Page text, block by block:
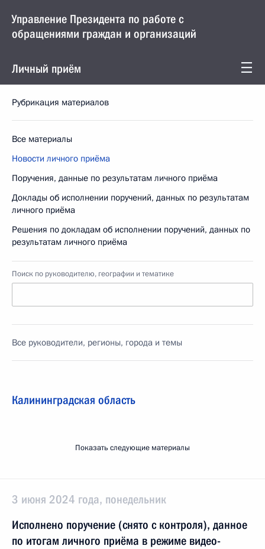
Управление Президента по работе с
обращениями граждан и организаций
Личный приём
Рубрикация материалов
Все материалы
Новости личного приёма
Поручения, данные по результатам личного приёма
Доклады об исполнении поручений, данных по результатам
личного приёма
Решения по докладам об исполнении поручений, данных по
результатам личного приёма
Поиск по руководителю, географии и тематике
Все руководители, регионы, города и темы
Калининградская область
Показать следующие материалы
3 июня 2024 года, понедельник
Исполнено поручение (снято с контроля), данное
по итогам личного приёма в режиме видео-